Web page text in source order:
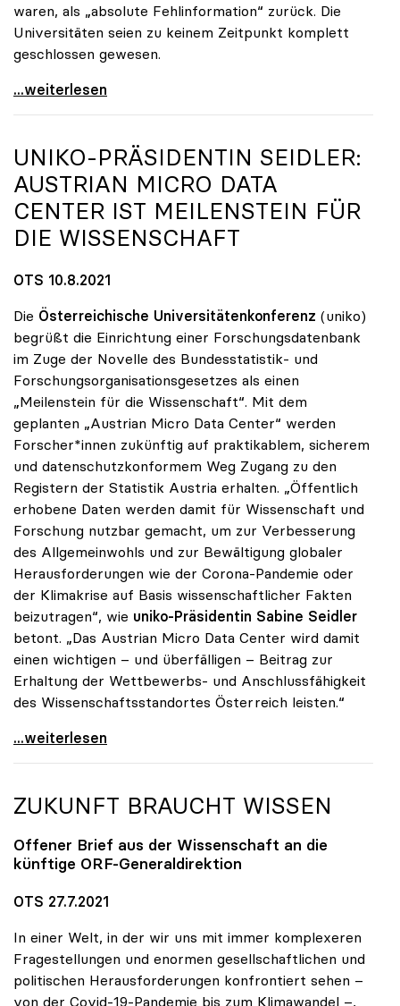
waren, als „absolute Fehlinformation“ zurück. Die
Universitäten seien zu keinem Zeitpunkt komplett
geschlossen gewesen.
Österreichische Unis weisen Bericht über
...weiterlesen
UNIKO-PRÄSIDENTIN SEIDLER:
AUSTRIAN MICRO DATA
CENTER IST MEILENSTEIN FÜR
DIE WISSENSCHAFT
OTS 10.8.2021
Die Österreichische Universitätenkonferenz (uniko)
begrüßt die Einrichtung einer Forschungsdatenbank
im Zuge der Novelle des Bundesstatistik- und
Forschungsorganisationsgesetzes als einen
„Meilenstein für die Wissenschaft“. Mit dem
geplanten „Austrian Micro Data Center“ werden
Forscher*innen zukünftig auf praktikablem, sicherem
und datenschutzkonformem Weg Zugang zu den
Registern der Statistik Austria erhalten. „Öffentlich
erhobene Daten werden damit für Wissenschaft und
Forschung nutzbar gemacht, um zur Verbesserung
des Allgemeinwohls und zur Bewältigung globaler
Herausforderungen wie der Corona-Pandemie oder
der Klimakrise auf Basis wissenschaftlicher Fakten
beizutragen“, wie uniko-Präsidentin Sabine Seidler
betont. „Das Austrian Micro Data Center wird damit
einen wichtigen – und überfälligen – Beitrag zur
Erhaltung der Wettbewerbs- und Anschlussfähigkeit
des Wissenschaftsstandortes Österreich leisten.“
uniko-Präsidentin Seidler: Austrian Micro Data
...weiterlesen
ZUKUNFT BRAUCHT WISSEN
Offener Brief aus der Wissenschaft an die
künftige ORF-Generaldirektion
OTS 27.7.2021
In einer Welt, in der wir uns mit immer komplexeren
Fragestellungen und enormen gesellschaftlichen und
politischen Herausforderungen konfrontiert sehen –
von der Covid-19-Pandemie bis zum Klimawandel –,